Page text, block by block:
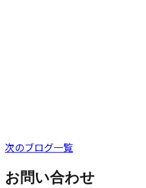
次のブログ一覧
お問い合わせ